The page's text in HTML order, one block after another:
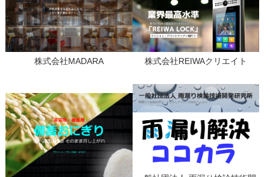
株式会社MADARA 株式会社REIWAクリエイト